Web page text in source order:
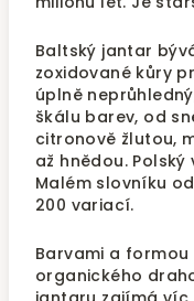
Baltský jantar
zoxidované kůry
úplně
škálu barev, od
citronově žlutou,
až hnědou.
Malém slovníku
200 variací.
Barvami a
organického